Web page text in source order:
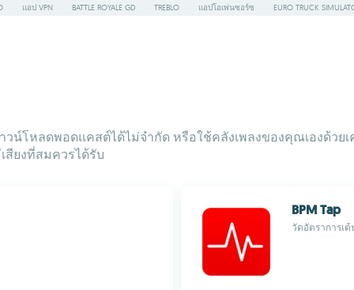
แอป VPN BATTLE ROYALE GD TREBLO แอปโอเพ่นซอร์ซ EURO TRUCK
โหลดพอดแคสต์ได้ไม่จำกัด หรือใช้คลังเพลงของคุณเองด้วย
สียงที่สมควรได้รับ
BPM Tap
วัดอัตราการเ